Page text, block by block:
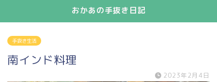
おかあの手抜き日記
手抜き生活
南インド料理
2023年2月4日